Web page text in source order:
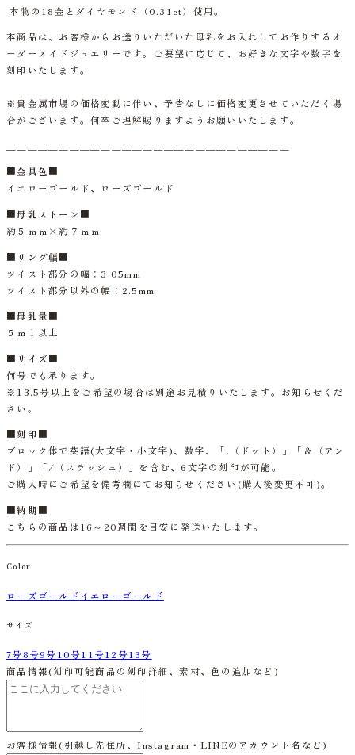
本物の18金とダイヤモンド（0.31ct）使用。
本商品は、お客様からお送りいただいた母乳をお入れしてお作りするオ
ーダーメイドジュエリーです。ご要望に応じて、お好きな文字や数字を
刻印いたします。
※貴金属市場の価格変動に伴い、予告なしに価格変更させていただく場
合がございます。何卒ご理解賜りますようお願いいたします。
■金具色■
イエローゴールド、ローズゴールド
■母乳ストーン ■
約５ｍｍ × 約７ｍｍ
■ リング幅■
ツイスト部分の幅：3.05mm
ツイスト部分以外の幅：2.5mm
■母乳量■
５ｍｌ以上
■サイズ■
何号でも承ります。
※13.5号以上をご希望の場合は別途お見積りいたします。お知らせくだ
さい。
■刻印■
ブロック体で英語(大文字・小文字)、数字、「 .
（ドット）」「＆（アン
ド）」「/ （スラッシュ）」を含む、6文字の刻印が可能。
ご購入時にご希望を備考欄にてお知らせください (購入後変更不可)。
■納期■
こちらの商品は16～20週間を目安に発送いたします。
Color
ローズゴールド イエローゴールド
サイズ
7号8号9号10号11号12号13号
商品情報(刻印可能商品の刻印詳細、素材、色の追加など)
お客様情報(引越し先住所、Instagram・LINEのアカウント名など)